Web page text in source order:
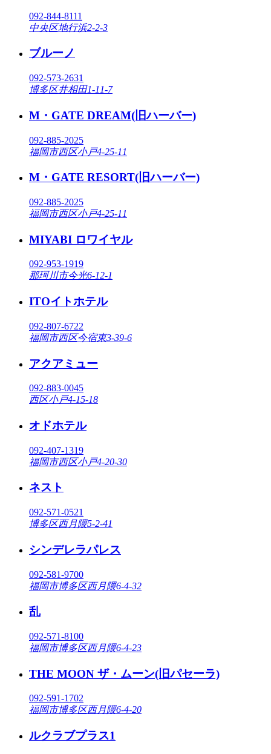
092-844-8111
中央区地行浜2-2-3
ブルーノ
092-573-2631
博多区井相田1-11-7
M・GATE DREAM(旧ハーバー)
092-885-2025
福岡市西区小戸4-25-11
M・GATE RESORT(旧ハーバー)
092-885-2025
福岡市西区小戸4-25-11
MIYABI ロワイヤル
092-953-1919
那珂川市今光6-12-1
ITOイトホテル
092-807-6722
福岡市西区今宿東3-39-6
アクアミュー
092-883-0045
西区小戸4-15-18
オドホテル
092-407-1319
福岡市西区小戸4-20-30
ネスト
092-571-0521
博多区西月隈5-2-41
シンデレラパレス
092-581-9700
福岡市博多区西月隈6-4-32
乱
092-571-8100
福岡市博多区西月隈6-4-23
THE MOON ザ・ムーン(旧パセーラ)
092-591-1702
福岡市博多区西月隈6-4-20
ルクラブプラス1